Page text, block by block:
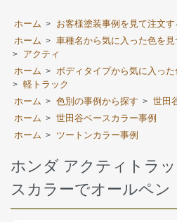
ホーム > お客様塗装事例を見て注文す
ホーム > 車種名から気に入った色を
>
アクティ
ホーム > ボディタイプから気に入っ
> 軽トラック
ホーム > 色別の事例から探す > 世田
ホーム > 世田谷ベースカラー事例
ホーム > ツートンカラー事例
ホンダ アクティトラ
スカラーでオールペン